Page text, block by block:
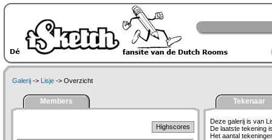
Galerij -> Lisje -> Overzicht
Members
Highscores
Tekenaar
Deze galerij is van
De laatste tekening
Het aantal